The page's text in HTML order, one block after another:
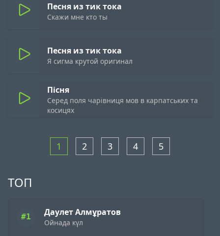
ТОП
#1 Даулет Алмұратов
Ойнада күл
Песня из тик тока
Скажи мне кто ты
Песня из тик тока
Я сигма крутой оригинал
Пісня
Серед поля чарівниця мов в карпатських та
косицях
1 2 3 4 5